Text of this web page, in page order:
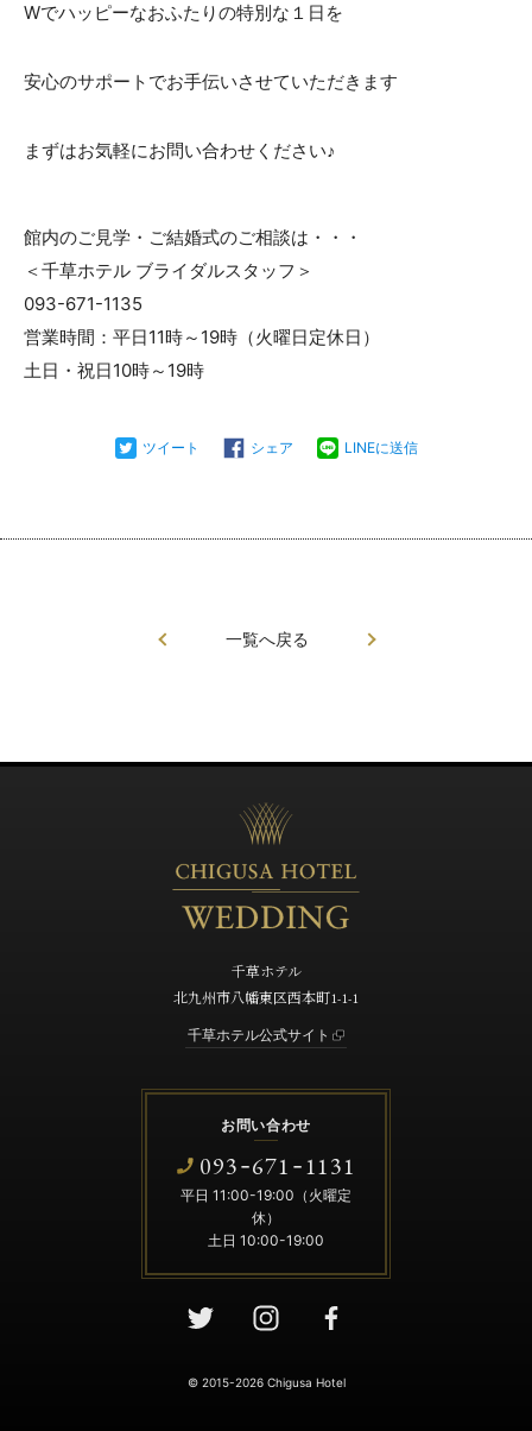
Wでハッピーなおふたりの特別な１日を
安心のサポートでお手伝いさせていただきます
まずはお気軽にお問い合わせください♪
館内のご見学・ご結婚式のご相談は・・・
＜千草ホテル ブライダルスタッフ＞
093-671-1135
営業時間：平日11時～19時（火曜日定休日）
土日・祝日10時～19時
ツイート シェア LINEに送信
一覧へ戻る
千草ホテル
北九州市八幡東区西本町1-1-1
千草ホテル公式サイト
お問い合わせ
093-671 -1131
平日 11:00-19:00（火曜定
休）
土日 10:00-19:00
© 2015-2026 Chigusa Hotel